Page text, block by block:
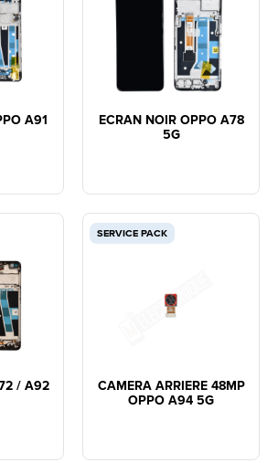
A91
ECRAN NOIR OPPO A78
5G
/ A92
SERVICE PACK
CAMERA ARRIERE 48MP
OPPO A94 5G